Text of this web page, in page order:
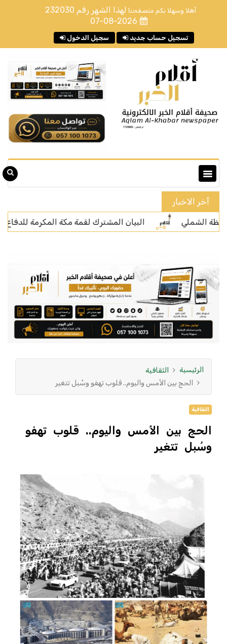
أهلا وسهلا بكم متصفحنا لهذا الشهر رقم 232030
07-08-2026
سجيل الدخول تسجيل حساب جديد
أخر الاخبار
البيان المشترك لقمة مكة المكرمة للدفاع المشترك بين
الرئيسية
الثقافية
الحج بين الأمس واليوم.. قلوب تهفو وسُبل تتغير
الثقافية
الحج بين الأمس واليوم.. قلوب تهفو
وسُبل تتغير